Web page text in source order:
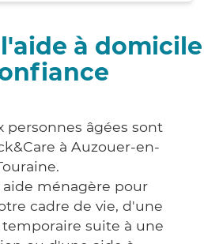
à domicile
personnes âgées sont
à Auzouer-en-
ménagère pour
cadre de vie, d'une
suite à une